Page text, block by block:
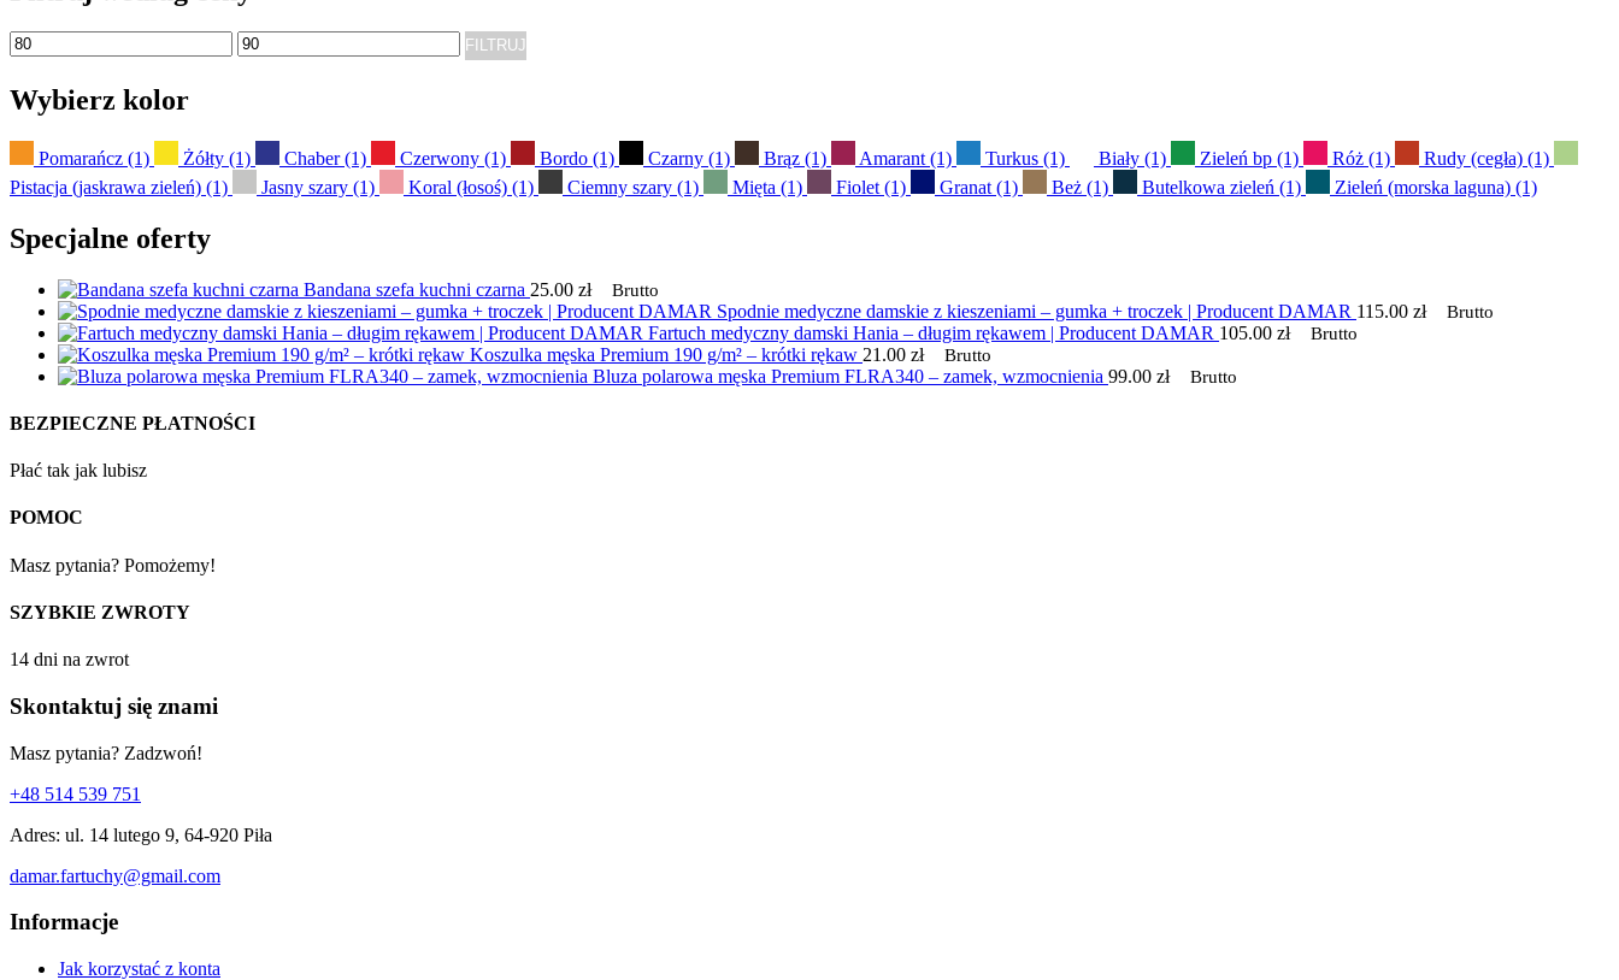
Cena
min
Cena
max
FILTRUJ
Wybierz kolor
Pomarańcz (1) Żółty (1) Chaber (1) Czerwony (1) Bordo (1) Czarny (1) Brąz (1) Amarant (1) Turkus (1) Biały (1) Zieleń bp (1) Róż (1) Rudy (cegła) (1)
Pistacja (jaskrawa zieleń) (1) Jasny szary (1) Koral (łosoś) (1) Ciemny szary (1) Mięta (1) Fiolet (1) Granat (1) Beż (1) Butelkowa zieleń (1) Zieleń (morska laguna) (1)
Specjalne oferty
Bandana szefa kuchni czarna 25.00 zł
Brutto
Spodnie medyczne damskie z kieszeniami – gumka + troczek | Producent DAMAR 115.00 zł
Brutto
Fartuch medyczny damski Hania – długim rękawem | Producent DAMAR 105.00 zł
Brutto
Koszulka męska Premium 190 g/m² – krótki rękaw 21.00 zł
Brutto
Bluza polarowa męska Premium FLRA340 – zamek, wzmocnienia 99.00 zł Brutto
BEZPIECZNE PŁATNOŚCI
Płać tak jak lubisz
POMOC
Masz pytania? Pomożemy!
SZYBKIE ZWROTY
14 dni na zwrot
Skontaktuj się znami
Masz pytania? Zadzwoń!
+48 514 539 751
Adres: ul. 14 lutego 9, 64-920 Piła
damar.fartuchy@gmail.com
Informacje
Jak korzystać z konta